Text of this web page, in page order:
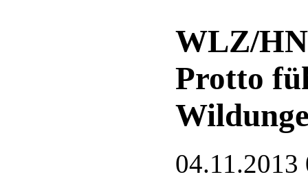
WLZ/
Protto
04.11.2013